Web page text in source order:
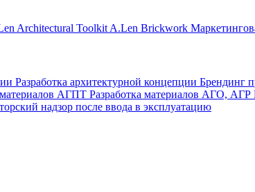
Architectural Toolkit A.Len Brickwork
Разработка архитектурной концепции Брендинг
материалов АГПТ Разработка материалов АГО, АГР
надзор после ввода в эксплуатацию